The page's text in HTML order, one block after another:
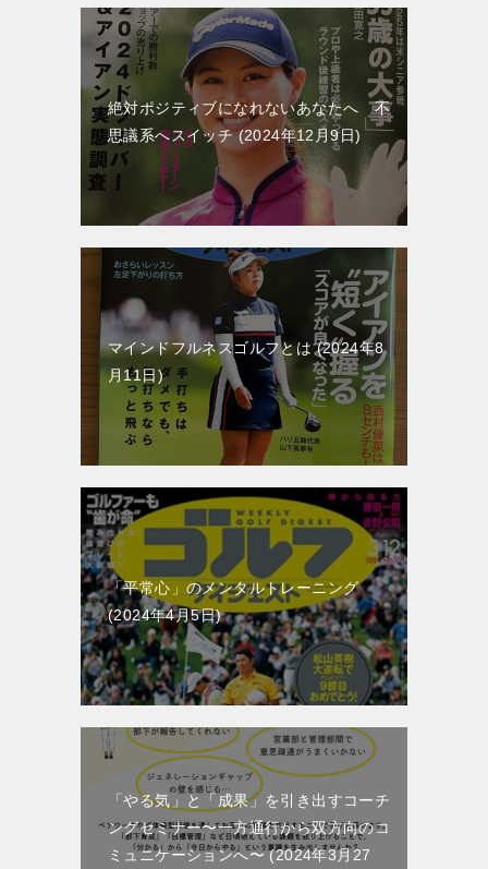
絶対ポジティブになれないあなたへ 不
思議系へスイッチ
2024年12月9日
マインドフルネスゴルフとは
2024年8
月11日
「平常心」のメンタルトレーニング
2024年4月5日
「やる気」と「成果」を引き出すコーチ
ングセミナー〜一方通行から双方向のコ
ミュニケーションへ〜
2024年3月27